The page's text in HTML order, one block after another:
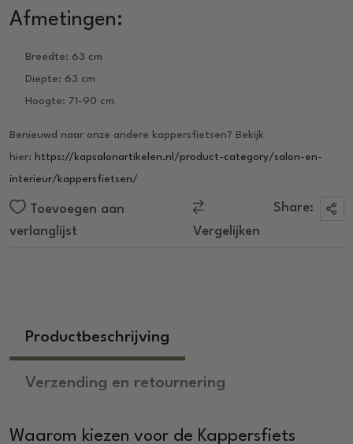
Afmetingen:
Breedte: 63 cm
Diepte: 63 cm
Hoogte: 71-90 cm
Benieuwd naar onze andere kappersfietsen? Bekijk
hier: https://kapsalonartikelen.nl/product-category/salon-en-
interieur/kappersfietsen/
Toevoegen aan
verlanglijst
Vergelijken
Share:
Productbeschrijving
Verzending en retournering
Waarom kiezen voor de Kappersfiets